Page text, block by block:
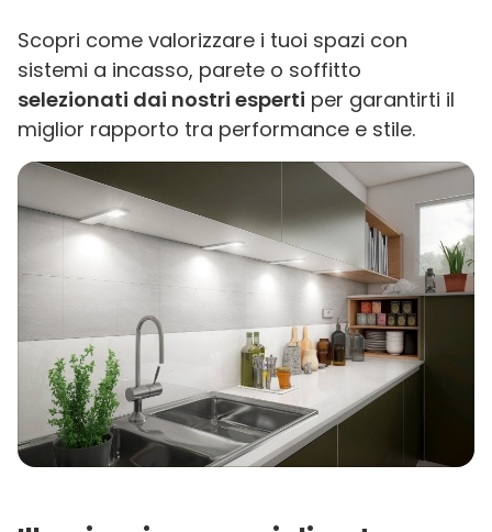
Scopri come valorizzare i tuoi spazi con
sistemi a incasso, parete o soffitto
selezionati dai nostri esperti per garantirti il
miglior rapporto tra performance e stile.